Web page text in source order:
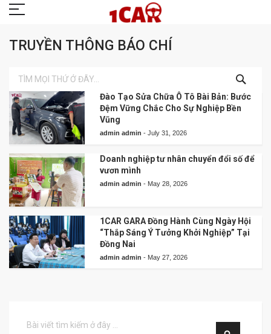
TRUYỀN THÔNG BÁO CHÍ
KIẾM
Đào Tạo Sửa Chữa Ô Tô Bài Bản: Bước
Đệm Vững Chắc Cho Sự Nghiệp Bền
Vũng
admin admin- July 31, 2026
Doanh nghiệp tư nhân chuyển đổi số để
vươn mình
admin admin- May 28, 2026
1CAR GARA Đồng Hành Cùng Ngày Hội
“Thắp Sáng Ý Tưởng Khởi Nghiệp” Tại
Đồng Nai
admin admin- May 27, 2026
kiếm